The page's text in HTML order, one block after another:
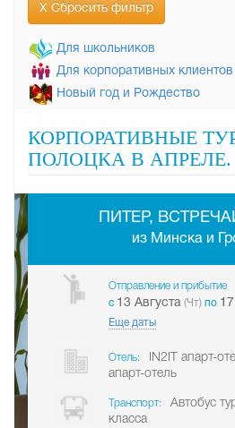
Х Сбросить фильтр
Для школьников
Для корпоративных клиентов
Новый год и Рождество
КОРПОРАТИВНЫЕ
ПОЛОЦКА В АПРЕЛЕ.
ПИТЕР,
из Минска и
Отправление и прибытие
c 13 Августа (Чт) по
Еще даты
Отель:
IN2IT апарт-
апарт-отель
Транспорт:
Автобус
класса